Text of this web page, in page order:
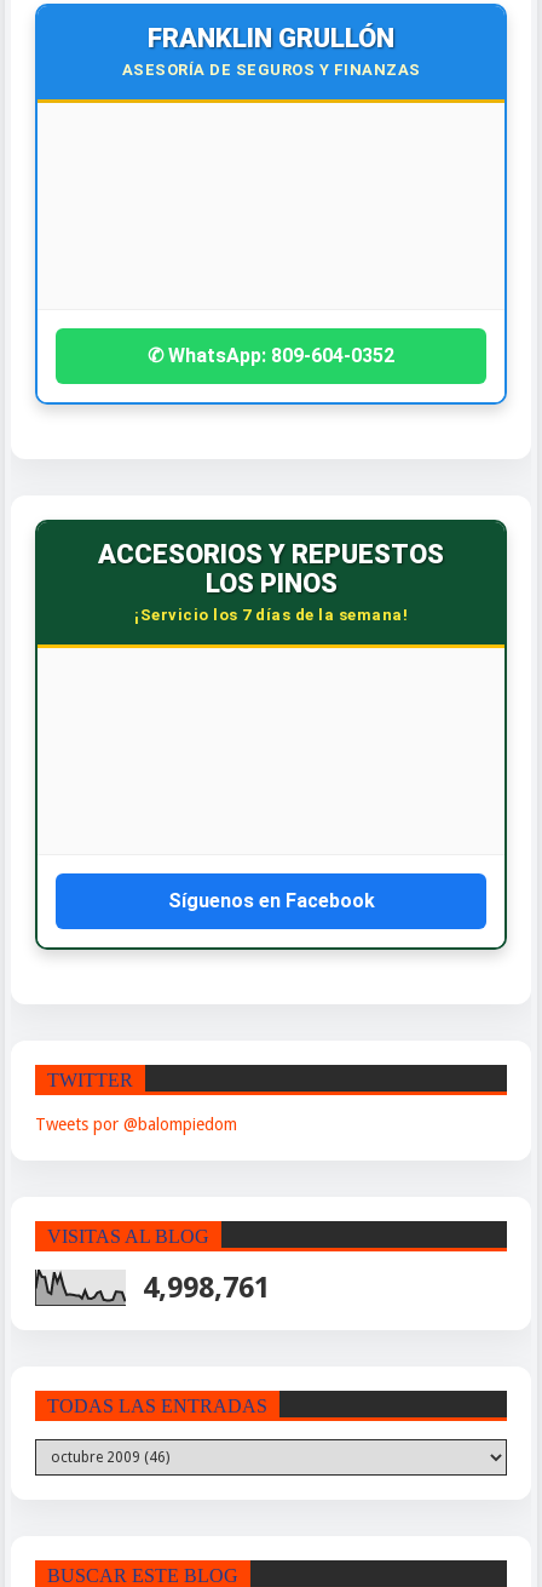
FRANKLIN GRULLÓN
ASESORÍA DE SEGUROS Y FINANZAS
✆ WhatsApp: 809-604-0352
ACCESORIOS Y REPUESTOS
LOS PINOS
¡Servicio los 7 días de la semana!
Síguenos en Facebook
TWITTER
Tweets por @balompiedom
VISITAS AL BLOG
4,998,761
TODAS LAS ENTRADAS
BUSCAR ESTE BLOG